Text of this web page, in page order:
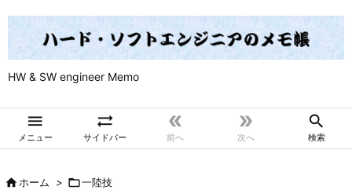
HW & SW engineer Memo

メニュー

サイドバー

前へ

次へ

検索
ホーム > 一陸技